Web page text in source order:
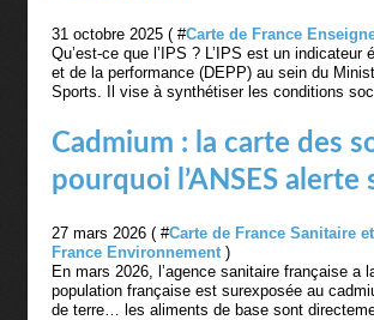
31 octobre 2025 ( #Carte de France
Qu’est-ce que l’IPS ? L’IPS est un
et de la performance (DEPP) au sein du
Sports. Il vise à synthétiser les conditions
Cadmium : la carte des
pourquoi l’ANSES
27 mars 2026 ( #Carte de France Sanitaire
France Environnement)
En mars 2026, l’agence sanitaire française a
population française est surexposée au
de terre… les aliments de base sont